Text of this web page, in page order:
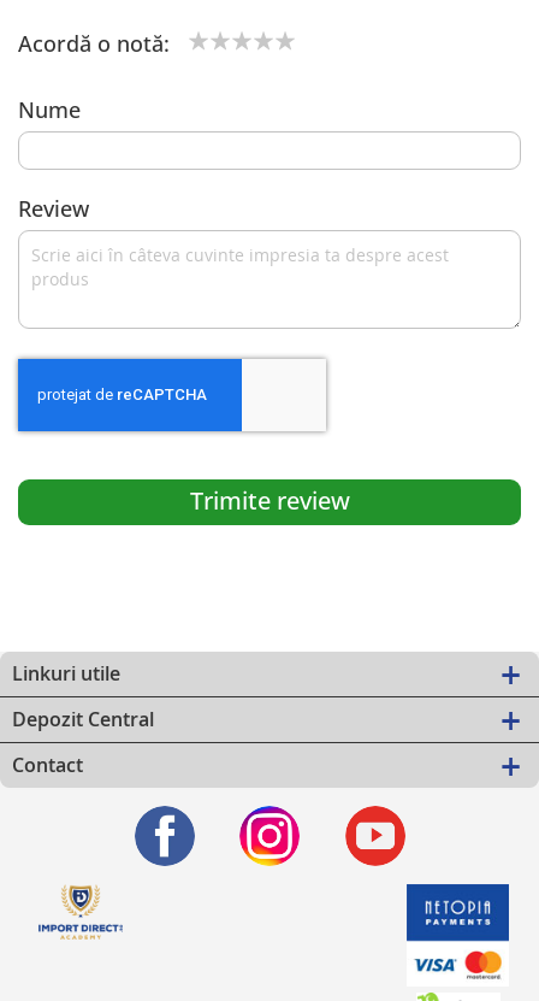
Acordă o notă:
Nume
Review
Trimite review
Linkuri utile
Depozit Central
Contact